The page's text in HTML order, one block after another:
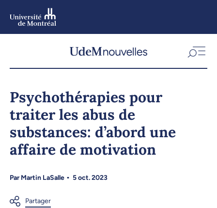
Psychothérapies pour
traiter les abus de
substances: d’abord une
affaire de motivation
ParMartin LaSalle 5 oct. 2023